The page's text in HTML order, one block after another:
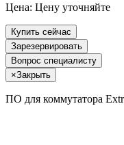
Цена: Цену уточняйте
Купить сейчас
Зарезервировать
Вопрос специалисту
×Закрыть
ПО для коммутатора